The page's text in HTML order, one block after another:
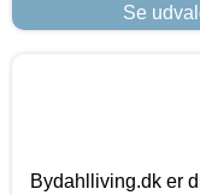
Se
Bydahlliving.dk er